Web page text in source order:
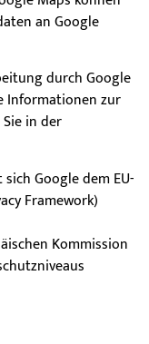
an Google
durch Google
Informationen zur
in der
Google dem EU-
Framework)
Kommission